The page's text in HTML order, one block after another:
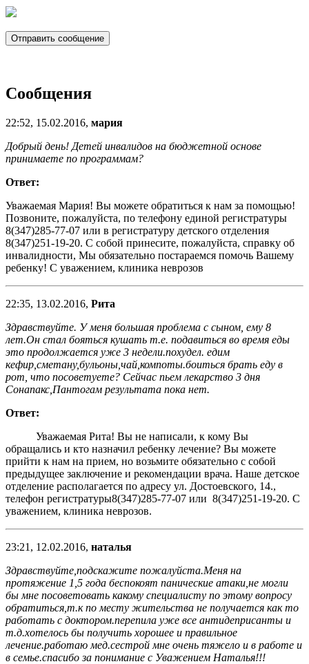
Сообщения
22:52, 15.02.2016, мария
Добрый день! Детей инвалидов на бюджетной основе
принимаете по программам?
Ответ:
Уважаемая Мария! Вы можете обратиться к нам за помощью!
Позвоните, пожалуйста, по телефону единой регистратуры
8(347)285-77-07 или в регистратуру детского отделения
8(347)251-19-20. С собой принесите, пожалуйста, справку об
инвалидности, Мы обязательно постараемся помочь Вашему
ребенку! С уважением, клиника неврозов
22:35, 13.02.2016, Рита
Здравствуйте. У меня большая проблема с сыном, ему 8
лет.Он стал бояться кушать т.е. подавиться во время еды
это продолжается уже 3 недели.похудел. едим
кефир,сметану,бульоны,чай,компоты.боиться брать еду в
рот, что посоветуете? Сейчас пьем лекарство 3 дня
Сонапакс,Пантогам результата пока нет.
Ответ:
Уважаемая Рита! Вы не написали, к кому Вы
обращались и кто назначил ребенку лечение? Вы можете
прийти к нам на прием, но возьмите обязательно с собой
предыдущее заключение и рекомендации врача. Наше детское
отделение располагается по адресу ул. Достоевского, 14.,
телефон регистратуры8(347)285-77-07 или 8(347)251-19-20. С
уважением, клиника неврозов.
23:21, 12.02.2016, наталья
Здравствуйте,подскажите пожалуйста.Меня на
протяжение 1,5 года беспокоят панические атаки,не могли
бы мне посоветовать какому специалисту по этому вопросу
обратиться,т.к по месту жительства не получается как то
работать с доктором.перепила уже все антидеприсанты и
т.д.хотелось бы получить хорошее и правильное
лечение.работаю мед.сестрой мне очень тяжело и в работе и
в семье.спасибо за понимание с Уважением Наталья!!!